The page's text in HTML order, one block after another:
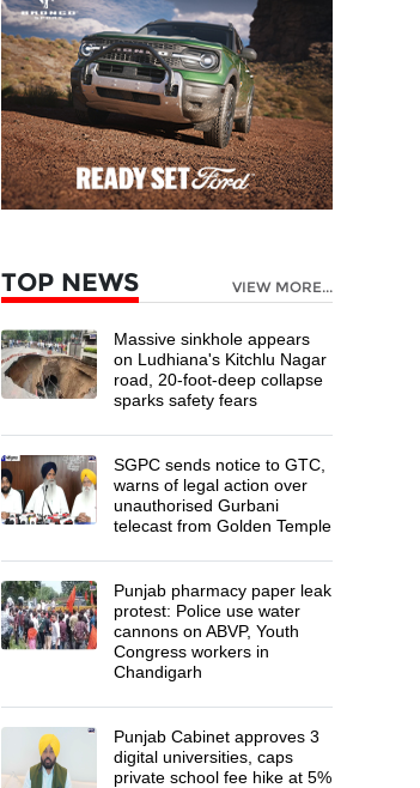
TOP NEWS VIEW MORE...
Massive sinkhole appears
on Ludhiana's Kitchlu Nagar
road, 20-foot-deep collapse
sparks safety fears
SGPC sends notice to GTC,
warns of legal action over
unauthorised Gurbani
telecast from Golden Temple
Punjab pharmacy paper leak
protest: Police use water
cannons on ABVP, Youth
Congress workers in
Chandigarh
Punjab Cabinet approves 3
digital universities, caps
private school fee hike at 5%